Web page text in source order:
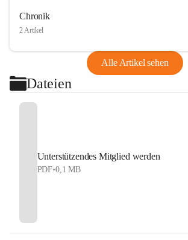
Chronik
2 Artikel
Alle Artikel sehen
Dateien
Unterstützendes Mitglied werden
PDF•0,1 MB